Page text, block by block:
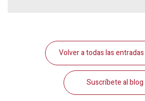
Volver a todas las
Suscríbete al blog